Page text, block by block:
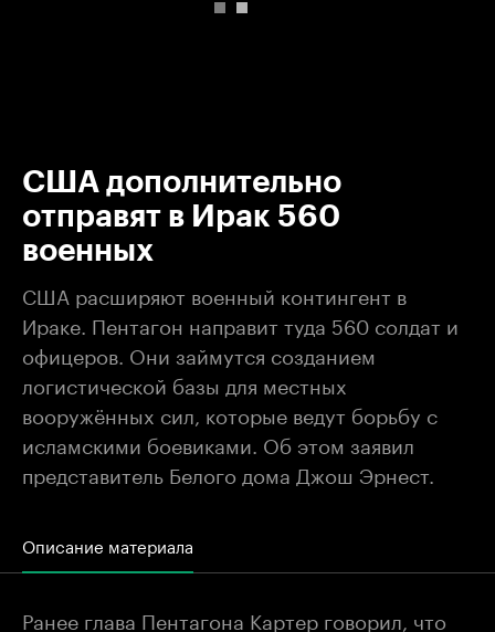
США дополнительно
отправят в Ирак 560
военных
США расширяют военный контингент в
Ираке. Пентагон направит туда 560 солдат и
офицеров. Они займутся созданием
логистической базы для местных
вооружённых сил, которые ведут борьбу с
исламскими боевиками. Об этом заявил
представитель Белого дома Джош Эрнест.
Описание материала
Ранее глава Пентагона Картер говорил, что